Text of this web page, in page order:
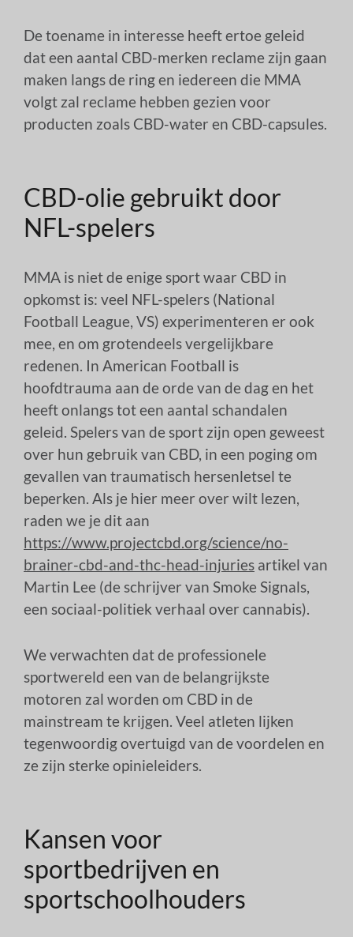
De toename in interesse heeft ertoe geleid
dat een aantal CBD-merken reclame zijn gaan
maken langs de ring en iedereen die MMA
volgt zal reclame hebben gezien voor
producten zoals CBD-water en CBD-capsules.
CBD-olie gebruikt door
NFL-spelers
MMA is niet de enige sport waar CBD in
opkomst is: veel NFL-spelers (National
Football League, VS) experimenteren er ook
mee, en om grotendeels vergelijkbare
redenen. In American Football is
hoofdtrauma aan de orde van de dag en het
heeft onlangs tot een aantal schandalen
geleid. Spelers van de sport zijn open geweest
over hun gebruik van CBD, in een poging om
gevallen van traumatisch hersenletsel te
beperken. Als je hier meer over wilt lezen,
raden we je dit aan
https://www.projectcbd.org/science/no-
brainer-cbd-and-thc-head-injuries artikel van
Martin Lee (de schrijver van Smoke Signals,
een sociaal-politiek verhaal over cannabis).
We verwachten dat de professionele
sportwereld een van de belangrijkste
motoren zal worden om CBD in de
mainstream te krijgen. Veel atleten lijken
tegenwoordig overtuigd van de voordelen en
ze zijn sterke opinieleiders.
Kansen voor
sportbedrijven en
sportschoolhouders